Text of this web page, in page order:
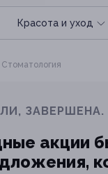
Красота и уход
Стоматология
ЗАВЕРШЕНА.
акции